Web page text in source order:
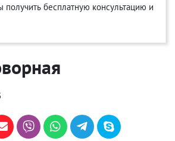
получить бесплатную консультацию и